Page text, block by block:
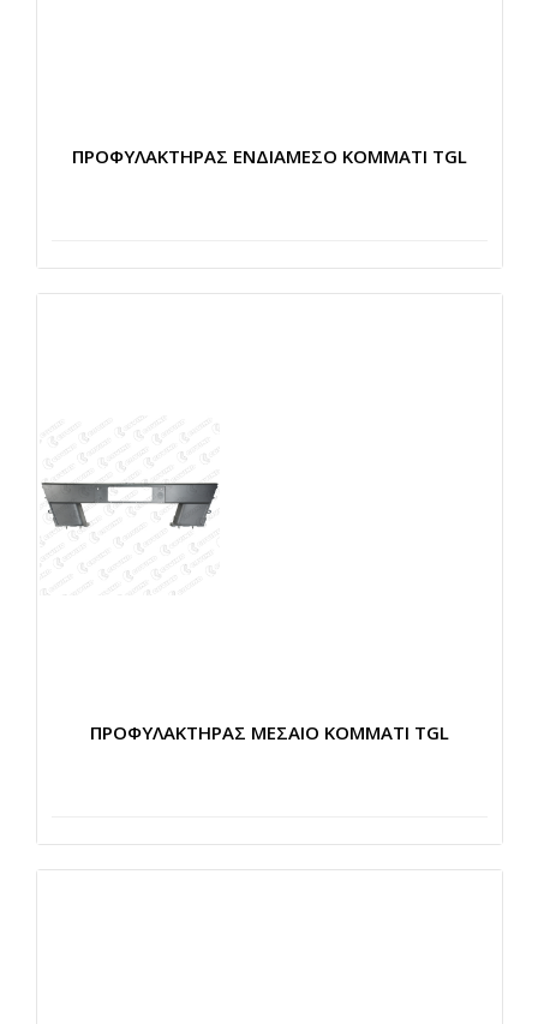
ΠΡΟΦΥΛΑΚΤΗΡΑΣ ΕΝΔΙΑΜΕΣΟ ΚΟΜΜΑΤΙ TGL
ΠΡΟΦΥΛΑΚΤΗΡΑΣ ΜΕΣΑΙΟ ΚΟΜΜΑΤΙ TGL